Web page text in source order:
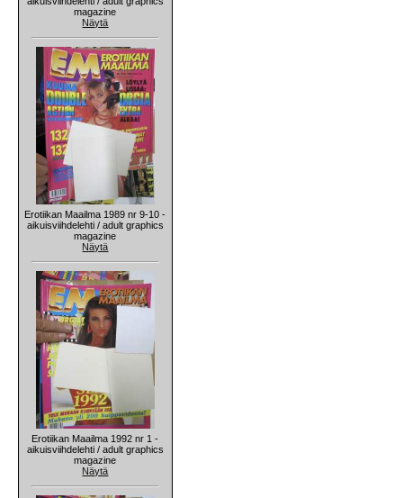
magazine
Näytä
Erotiikan Maailma 1989 nr 9-10 -
aikuisviihdelehti / adult graphics
magazine
Näytä
Erotiikan Maailma 1992 nr 1 -
aikuisviihdelehti / adult graphics
magazine
Näytä